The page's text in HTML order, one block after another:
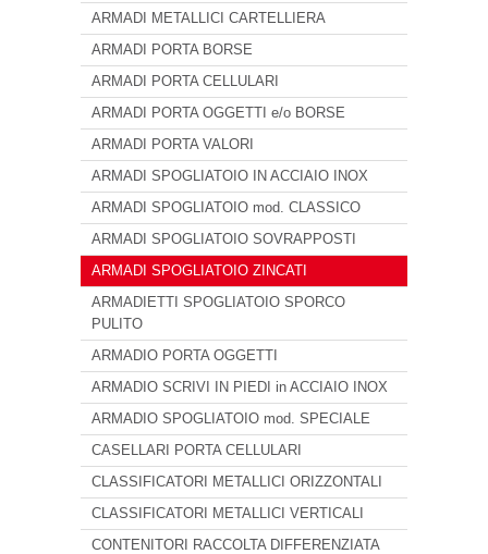
ARMADI METALLICI CARTELLIERA
ARMADI PORTA BORSE
ARMADI PORTA CELLULARI
ARMADI PORTA OGGETTI e/o BORSE
ARMADI PORTA VALORI
ARMADI SPOGLIATOIO IN ACCIAIO INOX
ARMADI SPOGLIATOIO mod. CLASSICO
ARMADI SPOGLIATOIO SOVRAPPOSTI
ARMADI SPOGLIATOIO ZINCATI
ARMADIETTI SPOGLIATOIO SPORCO
PULITO
ARMADIO PORTA OGGETTI
ARMADIO SCRIVI IN PIEDI in ACCIAIO INOX
ARMADIO SPOGLIATOIO mod. SPECIALE
CASELLARI PORTA CELLULARI
CLASSIFICATORI METALLICI ORIZZONTALI
CLASSIFICATORI METALLICI VERTICALI
CONTENITORI RACCOLTA DIFFERENZIATA